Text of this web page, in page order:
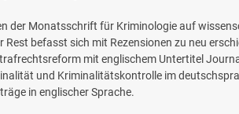
der Monatsschrift für Kriminologie auf
befasst sich mit Rezensionen zu neu
mit englischem Untertitel
und Kriminalitätskontrolle im
in englischer Sprache.